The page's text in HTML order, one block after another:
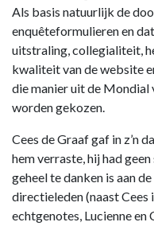
Als basis natuurlijk de
enquêteformulieren en
uitstraling, collegialiteit,
kwaliteit van de website
die manier uit de Mondial
worden gekozen.
Cees de Graaf gaf in z’n
hem verraste, hij had
geheel te danken is aan
directieleden (naast Cees
echtgenotes, Lucienne en